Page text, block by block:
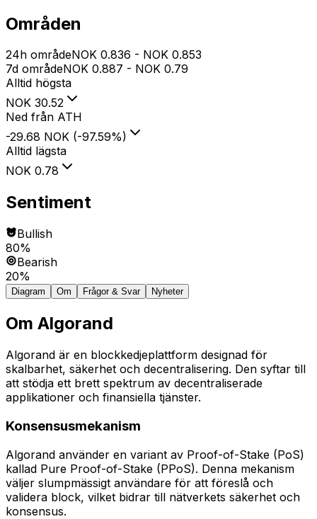
Områden
24h områdeNOK 0.836 - NOK 0.853
7d områdeNOK 0.887 - NOK 0.79
Alltid högsta
NOK 30.52
Ned från ATH
-29.68 NOK (-97.59%)
Alltid lägsta
NOK 0.78
Sentiment
Bullish
80%
Bearish
20%
Diagram Om Frågor & Svar Nyheter
Om Algorand
Algorand är en blockkedjeplattform designad för
skalbarhet, säkerhet och decentralisering. Den syftar till
att stödja ett brett spektrum av decentraliserade
applikationer och finansiella tjänster.
Konsensusmekanism
Algorand använder en variant av Proof-of-Stake (PoS)
kallad Pure Proof-of-Stake (PPoS). Denna mekanism
väljer slumpmässigt användare för att föreslå och
validera block, vilket bidrar till nätverkets säkerhet och
konsensus.